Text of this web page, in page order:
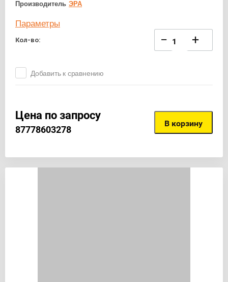
Производитель ЭРА
Параметры
Кол-во: − +
Добавить к сравнению
Цена по запросу
87778603278
В корзину